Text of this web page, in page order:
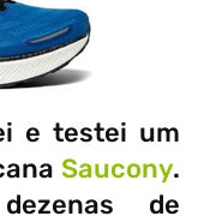
e testei um
Saucony.
de